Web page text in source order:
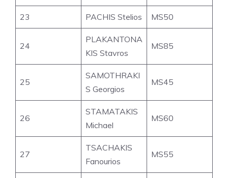
23 PACHIS Stelios MS50
24
PLAKANTONA
KIS Stavros
MS85
25
SAMOTHRAKI
S Georgios
MS45
26
STAMATAKIS
Michael
MS60
27
TSACHAKIS
Fanourios
MS55